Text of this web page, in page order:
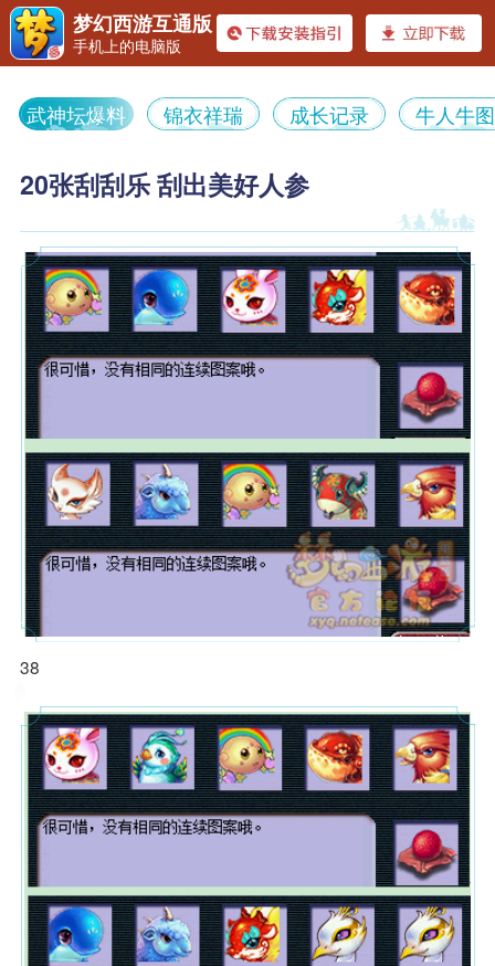
《梦幻
西游》
电脑版
官方网
站 - 网
梦幻西游互通版
手机上的电脑版
武神坛爆料 锦衣祥瑞 成长记录 牛人牛图
装备顶配带6特技 细节拉满的服
战地府
武神坛48强 16+10带5特技服战
五庄
高封印命中率 夫子庙服战地府全
方位展示
服战法系两套装备 宝宝更是领先
苏堤春晓九神团队 招服战化生冲
刺武神坛
武神坛16强地府 谛听都是T0级
的
20张刮刮乐 刮出美好人参
38